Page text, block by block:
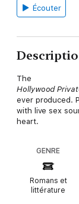
Écouter
The
Hollywood
ever produced.
with live sex
heart.
GENRE
Romans et
littérature